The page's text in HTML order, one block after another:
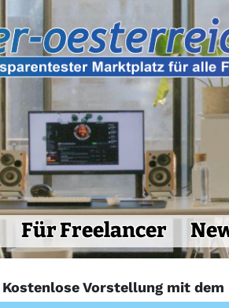
Für Freelancer
Kostenlose Vorstellung mit